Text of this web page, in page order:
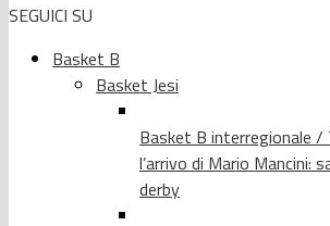
SEGUICI SU
Basket B
Basket Jesi
Basket B interregionale /
l’arrivo di Mario Mancini:
derby